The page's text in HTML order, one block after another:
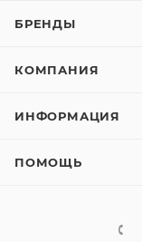
БРЕНДЫ
КОМПАНИЯ
ИНФОРМАЦИЯ
ПОМОЩЬ